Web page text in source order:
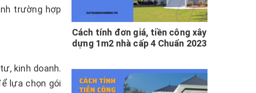
trường hợp
kinh doanh.
lựa chọn gói
Cách tính đơn giá, tiền công xây
dựng 1m2 nhà cấp 4 Chuẩn 2023